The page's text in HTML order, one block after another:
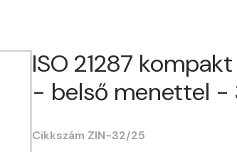
ISO 21287
- belső menettel -
Cikkszám ZIN-32/25